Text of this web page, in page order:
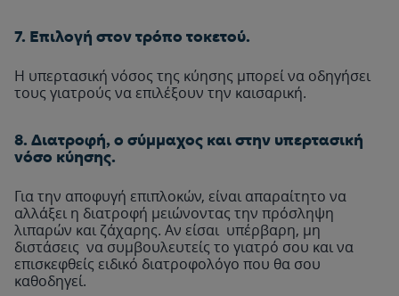
7. Επιλογή στον τρόπο τοκετού.
Η υπερτασική νόσος της κύησης μπορεί να οδηγήσει
τους γιατρούς να επιλέξουν την καισαρική.
8. Διατροφή, ο σύμμαχος και στην υπερτασική
νόσο κύησης.
Για την αποφυγή επιπλοκών, είναι απαραίτητο να
αλλάξει η διατροφή μειώνοντας την πρόσληψη
λιπαρών και ζάχαρης. Αν είσαι υπέρβαρη, μη
διστάσεις να συμβουλευτείς το γιατρό σου και να
επισκεφθείς ειδικό διατροφολόγο που θα σου
καθοδηγεί.